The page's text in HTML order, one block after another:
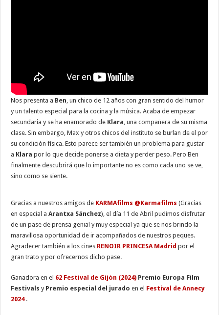
Nos presenta a Ben , un chico de 12 años con gran sentido del humor
y un talento especial para la cocina y la música. Acaba de empezar
secundaria y se ha enamorado de Klara , una compañera de su misma
clase. Sin embargo, Max y otros chicos del instituto se burlan de el por
su condición física. Esto parece ser también un problema para gustar
a Klara por lo que decide ponerse a dieta y perder peso. Pero Ben
finalmente descubrirá que lo importante no es como cada uno se ve,
sino como se siente.
Gracias a nuestros amigos de KARMAfilms @Karmafilms (Gracias
en especial aArantxa Sánchez), el día 11 de Abril pudimos disfrutar
de un pase de prensa genial y muy especial ya que se nos brindo la
maravillosa oportunidad de ir acompañados de nuestros peques.
Agradecer también a los cines RENOIR PRINCESA Madrid por el
gran trato y por ofrecernos dicho pase.
Ganadora en el 62 Festival de Gijón (2024) Premio Europa Film
Festivals yPremio especial del jurado en el Festival de Annecy
2024.